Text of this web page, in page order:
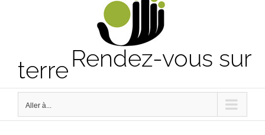
Rendez-vous sur
terre
Aller à...